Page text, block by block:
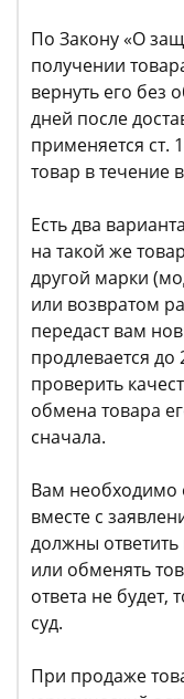
По Закону «О
получении
вернуть его без
дней после
применяется ст.
товар в течение
Есть два
на такой же
другой марки
или возвратом
передаст вам
продлевается
проверить
обмена товара
сначала.
Вам необходимо
вместе с
должны
или обменять
ответа не будет,
суд.
При продаже